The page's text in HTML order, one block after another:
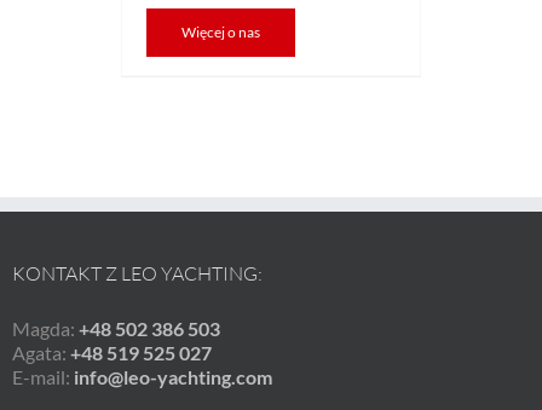
Więcej o nas
KONTAKT Z LEO YACHTING:
Magda: +48 502 386 503
Agata: +48 519 525 027
E-mail: info@leo-yachting.com